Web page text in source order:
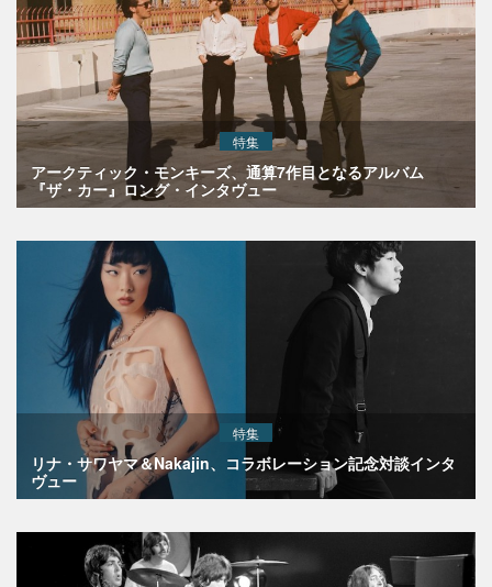
特集
アークティック・モンキーズ、通算7作目となるアルバム
『ザ・カー』ロング・インタヴュー
特集
リナ・サワヤマ＆Nakajin、コラボレーション記念対談インタ
ヴュー